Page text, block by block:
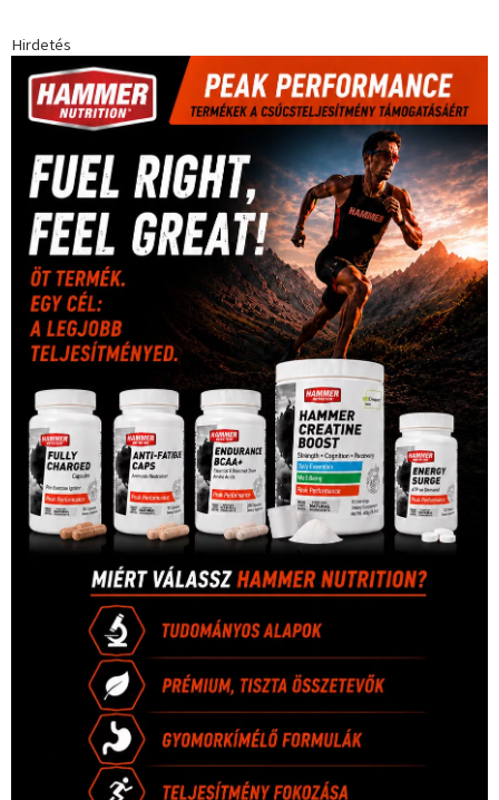
(181)Jégkorong(148)kajakkenu(138)karate(168)kickbox(204)
kosárlabda(166)kézilabda(448)Lewis Hamilton(168) magyar
labdarúgóválogatott
(148) Mercedes (244)motorsport(153)Opel
Dakar Team(132)Rali Világbajnokság(122)Rendezvény(142)rio
Sportime Magazin(128) szabadidősport
(316) Szalay Balázs (126)tenisz(416)táplálkozás(155)utazás
(126) Video(247)világbajnokság (162)Világkupa(129)vitorlázás
(222)vívás(174) vízilabda(197) Érdi Mária(130)életmód(416)
úszás(361)
Hirdetés